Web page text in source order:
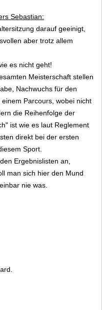
Sebastian:
darauf geeinigt,
aber trotz allem
es nicht geht!
Meisterschaft stellen
Nachwuchs für den
Parcours, wobei nicht
die Reihenfolge der
ist wie es laut Reglement
direkt bei der ersten
Sport.
Ergebnislisten an,
man sich hier den Mund
nie was.